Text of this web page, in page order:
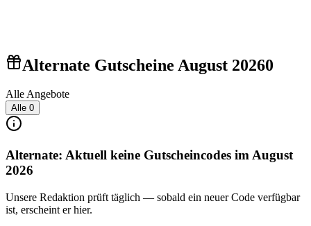
Alternate Gutscheine August 20260
Alle Angebote
Alle 0
Alternate: Aktuell keine Gutscheincodes im August
2026
Unsere Redaktion prüft täglich — sobald ein neuer Code verfügbar
ist, erscheint er hier.